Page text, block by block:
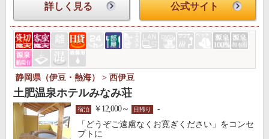
詳しく見る 公式サイト
静岡県（伊豆・熱海） > 西伊豆
土肥温泉ホテルみなみ荘
宿泊 ￥12,000～ 日帰り
-
「どうぞご遠慮なくお寛ぎください」をコンセ
プトに